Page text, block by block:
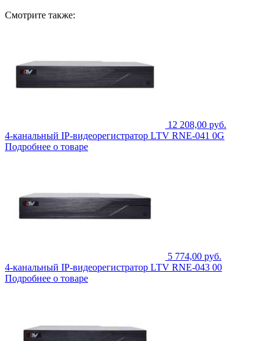
Смотрите также:
12 208,00 руб.
4-канальный IP-видеорегистратор LTV RNE-041 0G
Подробнее о товаре
5 774,00 руб.
4-канальный IP-видеорегистратор LTV RNE-043 00
Подробнее о товаре